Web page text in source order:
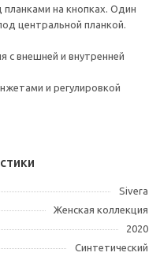
на кнопках. Один
центральной планкой.
с внешней и внутренней
и регулировкой
Sivera
Женская коллекция
2020
Синтетический